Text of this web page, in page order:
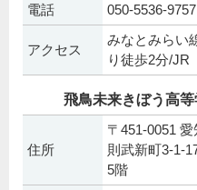
電話 050-5536-9757
アクセス
みなとみらい
り徒歩2分/JR
飛鳥未来きぼう高
住所
〒451-0051
則武新町3-1-
5階